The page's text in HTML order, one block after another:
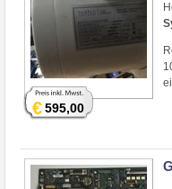
€595,00